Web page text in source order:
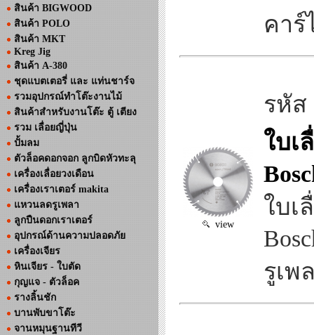
สินค้า BIGWOOD
สินค้า POLO
สินค้า MKT
Kreg Jig
สินค้า A-380
ชุดแบตเตอรี่ และ แท่นชาร์จ
รวมอุปกรณ์ทำโต๊ะงานไม้
สินค้าสำหรับงานโต๊ะ ตู้ เตียง
รวม เลื่อยญี่ปุ่น
ปั้มลม
ตัวล็อคดอกจอก ลูกบิดหัวทะลุ
เครื่องเลื่อยวงเดือน
เครื่องเราเตอร์ makita
แหวนลดรูเพลา
ลูกปืนดอกเราเตอร์
อุปกรณ์ด้านความปลอดภัย
เครื่องเจียร
หินเจียร - ใบตัด
กุญแจ - ตัวล็อค
รางลิ้นชัก
บานพับขาโต๊ะ
จานหมุนฐานทีวี
คาร์
view
รหัส
ใบเ
ใบเ
รูเพ